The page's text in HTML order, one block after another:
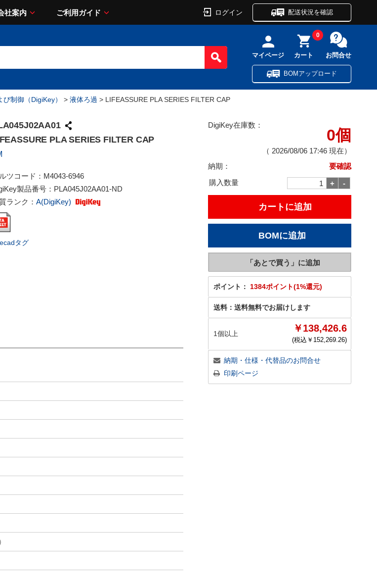
社案内 ご利用ガイド ログイン 配送状況を確認
マイページ カート
0
お問合せ
BOMアップロード
制御（DigiKey） > 液体ろ過 > LIFEASSURE PLA SERIES FILTER CAP
PLA SERIES FILTER CAP
ツコード： M4043-6946
製品番号： PLA045J02AA01-ND
ランク： A(DigiKey)
DigiKey在庫数：
0個
（ 2026/08/06 17:46 現在）
納期：
要確認
購入数量
ポイント： 1384ポイント(1%還元)
送料： 送料無料でお届けします
1個以上 ￥138,426.6
(税込￥ 152,269.26)
納期・仕様・代替品のお問合せ
印刷ページ